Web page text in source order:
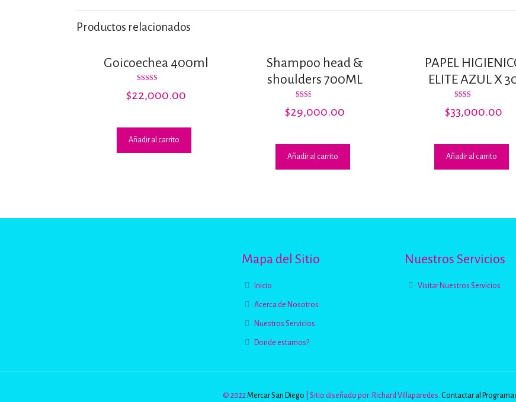
Productos relacionados
Goicoechea 400ml
5.00
$22,000.00
Añadir al carrito
Shampoo head &
shoulders 700ML
con
2.00
$29,000.00
Añadir al carrito
PAPEL
ELITE AZUL X
con
2.25
$33,000.00
Añadir al carrito
Mapa del Sitio
Inicio
Acerca de Nosotros
Nuestros Servicios
Donde estamos?
Nuestros Servicios
Visitar Nuestros Servicios
© 2022Mercar San Diego | Sitio diseñado por: Richard Villaparedes. Contactar al